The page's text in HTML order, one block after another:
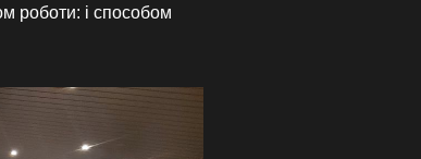
роботи: і способом